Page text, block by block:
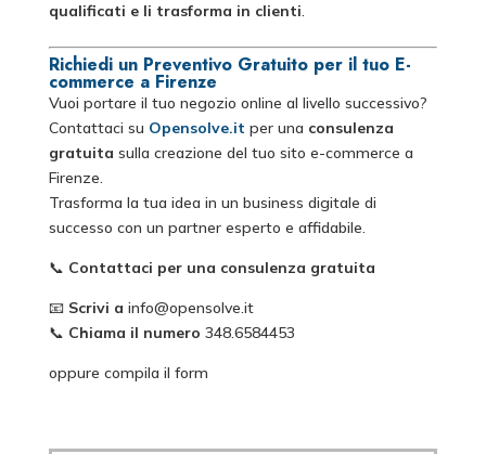
qualificati e li trasforma in clienti.
Richiedi un Preventivo Gratuito per il tuo E-
commerce a Firenze
Vuoi portare il tuo negozio online al livello successivo?
Contattaci su Opensolve.it per una consulenza
gratuita sulla creazione del tuo sito e-commerce a
Firenze.
Trasforma la tua idea in un business digitale di
successo con un partner esperto e affidabile.
📞 Contattaci per una consulenza gratuita
📧 Scrivi a info@opensolve.it
📞 Chiama il numero 348.6584453
oppure compila il form